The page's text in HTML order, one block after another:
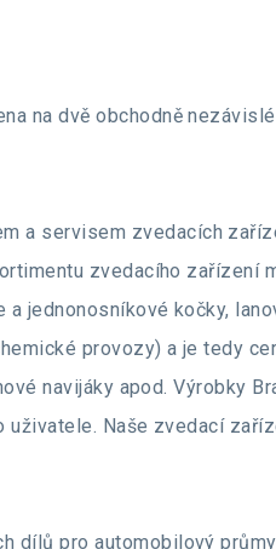
na dvě obchodně
a servisem zvedacích
zvedacího zařízení
jednonosníkové kočky,
provozy) a je tedy
navijáky apod. Výrobky
uživatele. Naše zvedací
dílů pro automobilový